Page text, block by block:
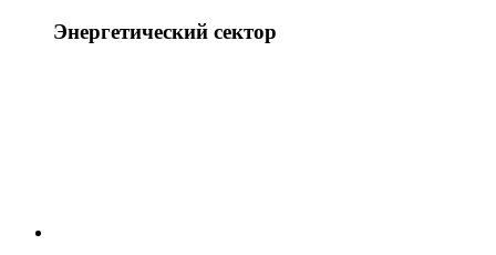
Энергетический сектор